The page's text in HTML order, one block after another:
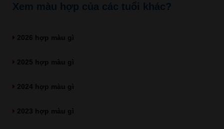
Xem màu hợp của các tuổi khác?
2026 hợp màu gì
2025 hợp màu gì
2024 hợp màu gì
2023 hợp màu gì